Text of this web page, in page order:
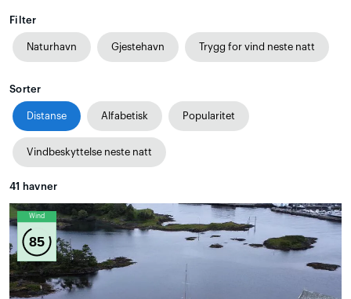
Filter
Naturhavn Gjestehavn Trygg for vind neste natt
Sorter
Distanse Alfabetisk Popularitet
Vindbeskyttelse neste natt
41 havner
Wind
85